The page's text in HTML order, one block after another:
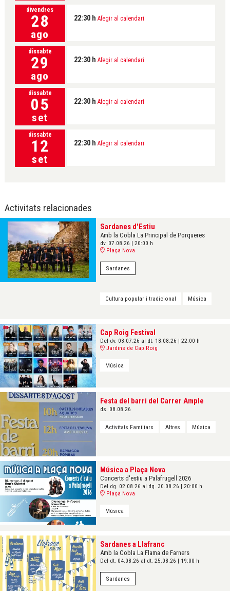
divendres
28
ago
22:30 h Afegir al calendari
dissabte
29
ago
22:30 h Afegir al calendari
dissabte
05
set
22:30 h Afegir al calendari
dissabte
12
set
22:30 h Afegir al calendari
Activitats relacionades
Sardanes d'Estiu
Amb la Cobla La Principal de Porqueres
dv. 07.08.26 | 20:00 h
Plaça Nova
Sardanes
Cultura popular i tradicional Música
Cap Roig Festival
Del dv. 03.07.26 al dt. 18.08.26 | 22:00 h
Jardins de Cap Roig
Música
Festa del barri del Carrer Ample
ds. 08.08.26
Activitats Familiars Altres Música
Música a Plaça Nova
Concerts d'estiu a Palafrugell 2026
Del dg. 02.08.26 al dg. 30.08.26 | 20:00 h
Plaça Nova
Música
Sardanes a Llafranc
Amb la Cobla La Flama de Farners
Del dt. 04.08.26 al dt. 25.08.26 | 19:00 h
Sardanes